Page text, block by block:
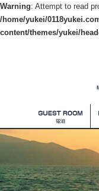
Warning: Attempt to read
/home/yukei/
content/themes/yukei/